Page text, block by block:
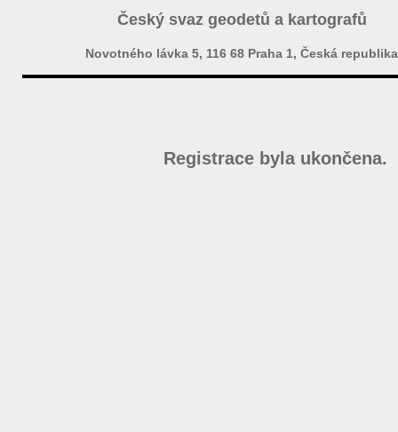
Český svaz geodetů a kartografů
Novotného lávka 5, 116 68 Praha 1, Česká republika
Registrace byla ukončena.